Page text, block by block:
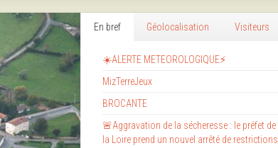
En bref Géolocalisation Visiteurs
☀️ALERTE METEOROLOGIQUE⚡
MizTerreJeux
BROCANTE
🚨Aggravation de la sécheresse : le préfet de
la Loire prend un nouvel arrêté de restrictions